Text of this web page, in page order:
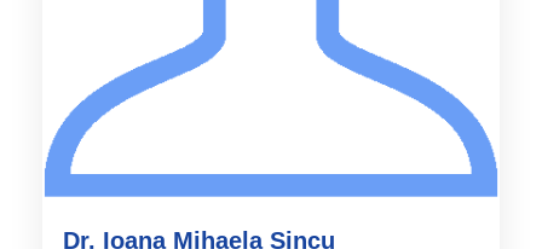
Dr. Ioana Mihaela Sincu